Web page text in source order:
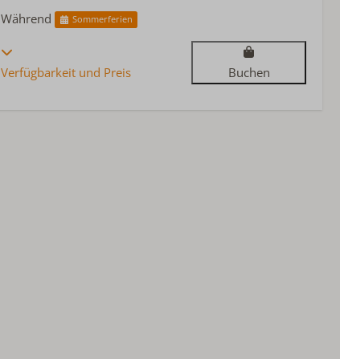
Während Sommerferien
Verfügbarkeit und Preis Buchen